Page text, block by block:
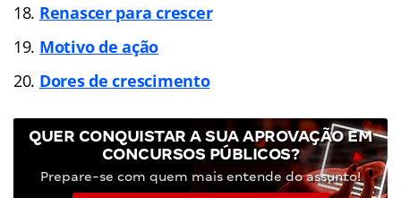
Renascer para crescer
Motivo de ação
Dores de crescimento
QUER CONQUISTAR A SUA APROVAÇÃO EM
CONCURSOS PÚBLICOS?
Prepare-se com quem mais entende do assunto!